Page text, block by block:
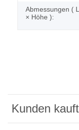
Abmessungen (
× Höhe ):
Kunden